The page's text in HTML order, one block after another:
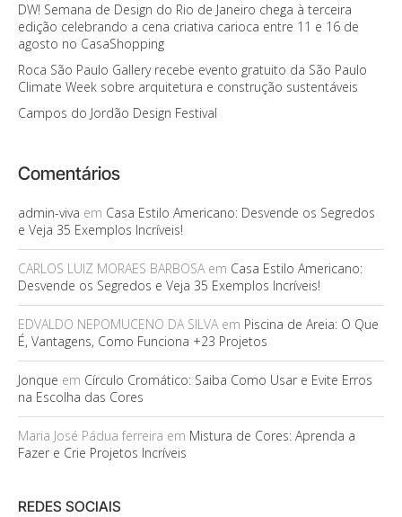
DW! Semana de Design do Rio de Janeiro chega à terceira
edição celebrando a cena criativa carioca entre 11 e 16 de
agosto no CasaShopping
Roca São Paulo Gallery recebe evento gratuito da São Paulo
Climate Week sobre arquitetura e construção sustentáveis
Campos do Jordão Design Festival
Comentários
admin-viva em Casa Estilo Americano: Desvende os Segredos
e Veja 35 Exemplos Incríveis!
CARLOS LUIZ MORAES BARBOSAem Casa Estilo Americano:
Desvende os Segredos e Veja 35 Exemplos Incríveis!
EDVALDO NEPOMUCENO DA SILVAem Piscina de Areia: O Que
É, Vantagens, Como Funciona +23 Projetos
Jonque em Círculo Cromático: Saiba Como Usar e Evite Erros
na Escolha das Cores
Maria José Pádua ferreira em Mistura de Cores: Aprenda a
Fazer e Crie Projetos Incríveis
REDES SOCIAIS